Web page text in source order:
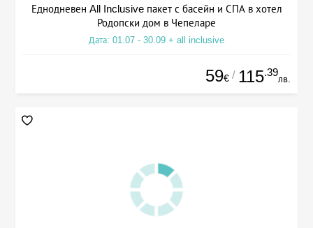
Еднодневен All Inclusive пакет с басейн и СПА в хотел
Родопски дом в Чепеларе
Дата: 01.07 - 30.09 + all inclusive
59€ / 115.39
лв.